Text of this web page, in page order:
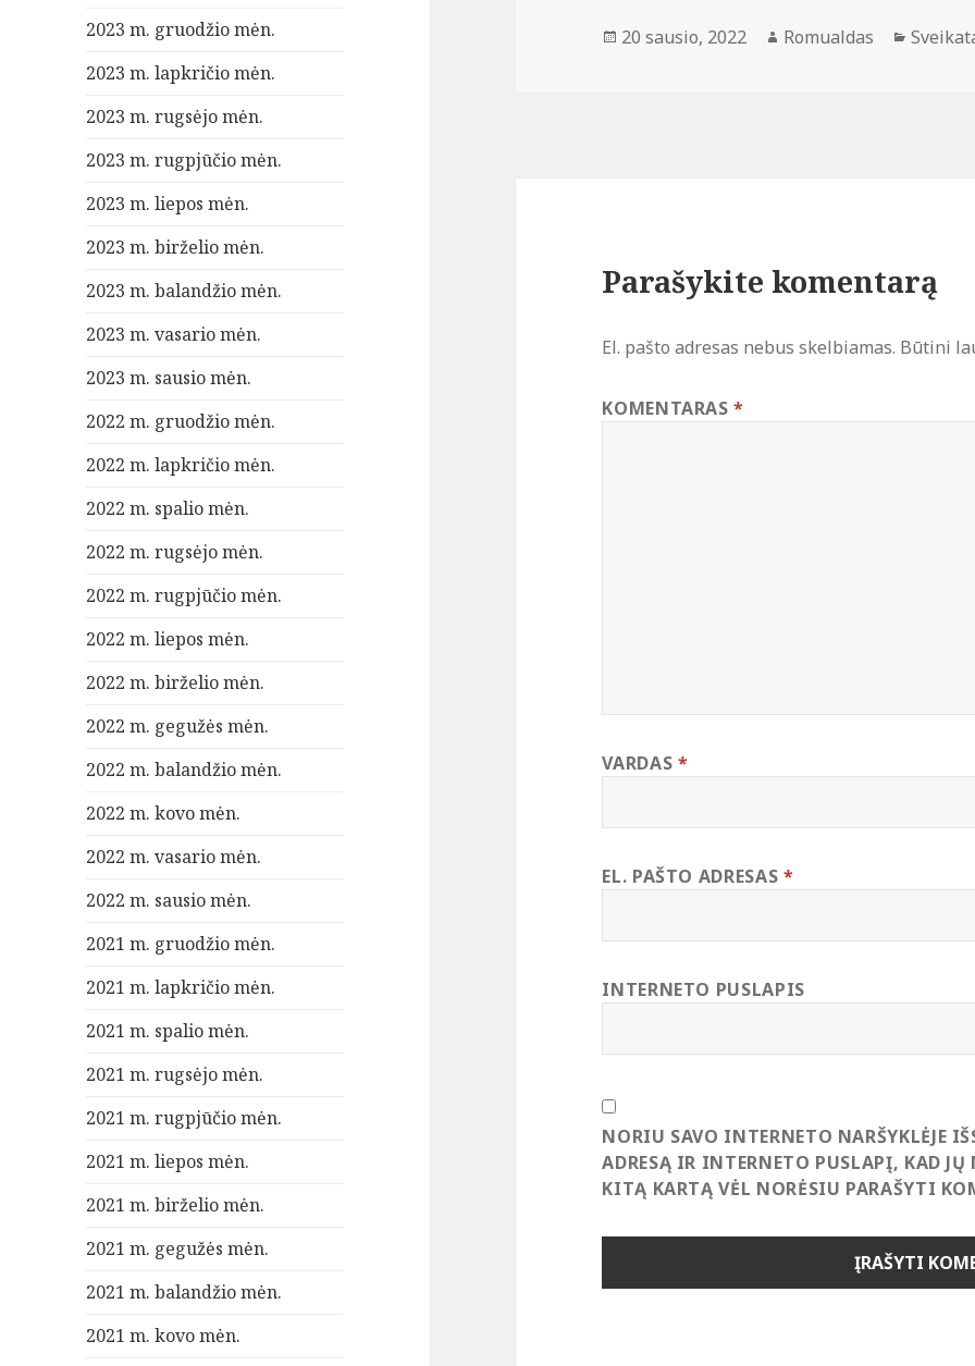
2023 m. gruodžio mėn.
2023 m. lapkričio mėn.
2023 m. rugsėjo mėn.
2023 m. rugpjūčio mėn.
2023 m. liepos mėn.
2023 m. birželio mėn.
2023 m. balandžio mėn.
2023 m. vasario mėn.
2023 m. sausio mėn.
2022 m. gruodžio mėn.
2022 m. lapkričio mėn.
2022 m. spalio mėn.
2022 m. rugsėjo mėn.
2022 m. rugpjūčio mėn.
2022 m. liepos mėn.
2022 m. birželio mėn.
2022 m. gegužės mėn.
2022 m. balandžio mėn.
2022 m. kovo mėn.
2022 m. vasario mėn.
2022 m. sausio mėn.
2021 m. gruodžio mėn.
2021 m. lapkričio mėn.
2021 m. spalio mėn.
2021 m. rugsėjo mėn.
2021 m. rugpjūčio mėn.
2021 m. liepos mėn.
2021 m. birželio mėn.
2021 m. gegužės mėn.
2021 m. balandžio mėn.
2021 m. kovo mėn.
Paskelbta
20 sausio, 2022 Autorius
Romualdas
Parašykite komentarą
El. pašto adresas nebus skelbiamas. Būtini
KOMENTARAS*
VARDAS *
EL. PAŠTO ADRESAS *
INTERNETO PUSLAPIS
NORIU SAVO INTERNETO NARŠYKLĖJE
ADRESĄ IR INTERNETO PUSLAPĮ, KAD
KITĄ KARTĄ VĖL NORĖSIU PARAŠYTI